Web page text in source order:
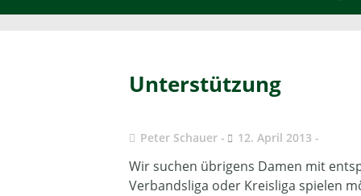
Unterstützung
Peter Schauer 12. April 2013
Wir suchen übrigens Damen mit
Verbandsliga oder Kreisliga spielen